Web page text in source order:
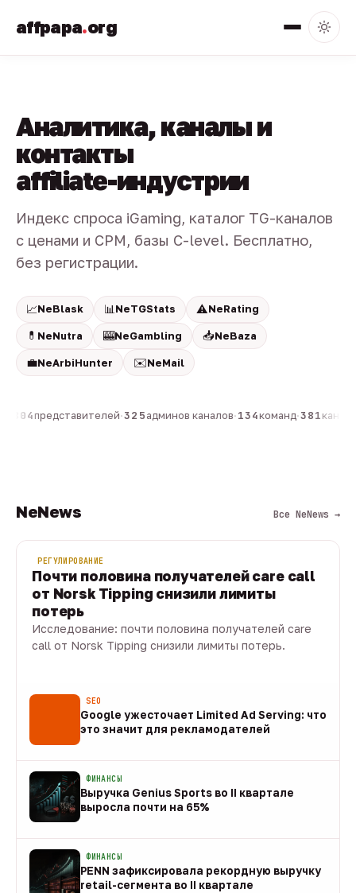
affpapa.org
Аналитика, каналы и
контакты
affiliate-индустрии
Индекс спроса iGaming, каталог TG-каналов
с ценами и CPM, базы C-level. Бесплатно,
без регистрации.
📈NeBlask 📊 NeTGStats ⚠️NeRating
💊 NeNutra 🎰NeGambling 📥NeBaza
💼NeArbiHunter ✉️NeMail
804представителей·325 админов каналов·134команд·381
NeNews Все NeNews →
РЕГУЛИРОВАНИЕ
Почти половина получателей care call
от Norsk Tipping снизили лимиты
потерь
Исследование: почти половина получателей care
call от Norsk Tipping снизили лимиты потерь.
SEO
Google ужесточает Limited Ad Serving: что
это значит для рекламодателей
ФИНАНСЫ
Выручка Genius Sports во II квартале
выросла почти на 65%
ФИНАНСЫ
PENN зафиксировала рекордную выручку
retail-сегмента во II квартале